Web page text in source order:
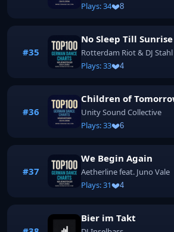
Plays: 34
8
#35
No Sleep Till Sunrise
Rotterdam Riot & DJ Stahl
Plays: 33
4
#36
Children of
Unity Sound Collective
Plays: 33
6
#37
We Begin Again
Aetherline feat. Juno Vale
Plays: 31
4
Bier im Takt